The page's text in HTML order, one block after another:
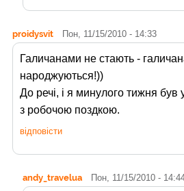
proidysvit Пон, 11/15/2010 - 14:33
Галичанами не стають -
народжуються!))
До речі, і я минулого тижня був
з робочою поздкою.
відповісти
andy_travelua Пон, 11/15/2010 -